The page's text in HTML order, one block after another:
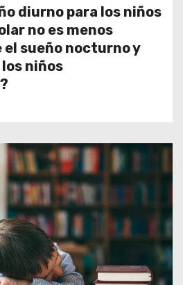
diurno para los niños
no es menos
sueño nocturno y
niños